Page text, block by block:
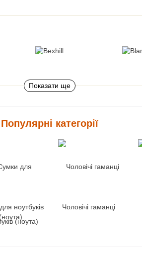
Показати ще
Популярні категорії
ноутбуків
Чоловічі гаманці